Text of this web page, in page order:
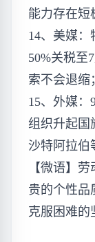
能力存在短
14、美媒
50%关税至
索不会退缩；
15、外媒：
组织升起国
沙特阿拉伯
【微语】
贵的个性品
克服困难的